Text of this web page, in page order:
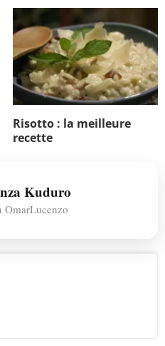
Risotto : la meilleure
recette
Kuduro
OmarLucenzo